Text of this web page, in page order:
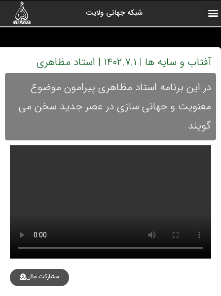
شبکه جهانی ولایت
آفتاب و سایه ها | ۱۴۰۲.۷.۱ | استاد مظاهری
در این برنامه استاد مظاهری پیرامون موضوع
معنویت و جهانی سازی در عصر جدید سخن می
گویند
مشارکت مالی